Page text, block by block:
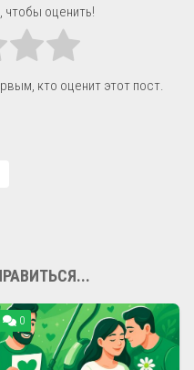
чтобы оценить!
кто оценит этот пост.
0